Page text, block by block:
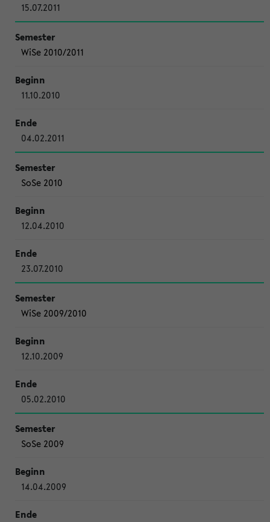
15.07.2011
WiSe 2010/2011
11.10.2010
04.02.2011
SoSe 2010
12.04.2010
23.07.2010
WiSe 2009/2010
12.10.2009
05.02.2010
SoSe 2009
14.04.2009